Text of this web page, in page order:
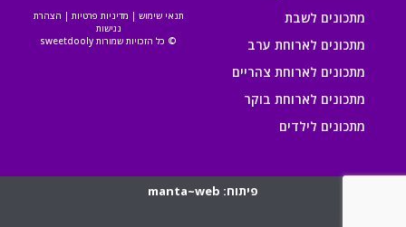
מתכונים לשבת
מתכונים לארוחת ערב
מתכונים לארוחת צהריים
מתכונים לארוחת בוקר
מתכונים לילדים
תנאי שימוש | מדיניות פרטיות | הצהרת
נגישות
© כל הזכויות שמורות sweetdooly
פיתוח: manta~web